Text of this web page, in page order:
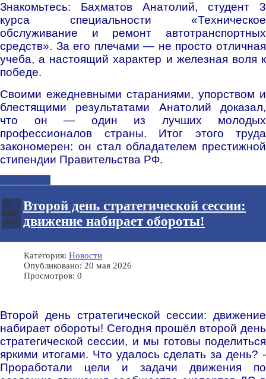
Знакомьтесь: Бахматов Анатолий, студент 3
курса специальности «Техническое
обслуживание и ремонт автотранспортных
средств». За его плечами — не просто отличная
учеба, а настоящий характер и железная воля к
победе.
Своими ежедневными стараниями, упорством и
блестящими результатами Анатолий доказал,
что он — один из лучших молодых
профессионалов страны. Итог этого труда
закономерен: он стал обладателем престижной
стипендии Правительства РФ.
20
мая
2026
Второй день стратегической сессии:
движение набирает обороты!
Категория: Новости
Опубликовано: 20 мая 2026
Просмотров: 0
Второй день стратегической сессии: движение
набирает обороты! Сегодня прошёл второй день
стратегической сессии, и мы готовы поделиться
яркими итогами. Что удалось сделать за день? -
Проработали цели и задачи движения по